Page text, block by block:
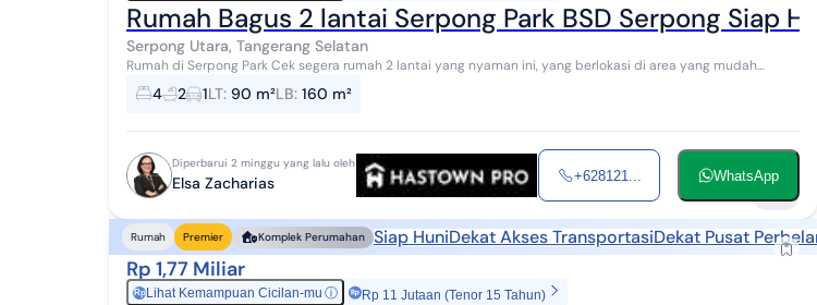
Rumah Bagus 2 lantai Serpong Park BSD Serpong Siap
Serpong Utara, Tangerang Selatan
Rumah di Serpong Park Cek segera rumah 2 lantai yang nyaman ini, yang berlokasi di area yang mudah
dijangkau serta menawarkan lingkungan dengan fa...
4 2 1LT: 90 m²LB: 160 m²
Diperbarui 2 minggu yang lalu oleh
Elsa Zacharias +628121... WhatsApp
Rumah Premier Komplek Perumahan Siap HuniDekat Akses TransportasiDekat Pusat
Rp 1,77 Miliar
RpLihat Kemampuan Cicilan-mu ⓘ Rp 11 Jutaan (Tenor 15 Tahun)